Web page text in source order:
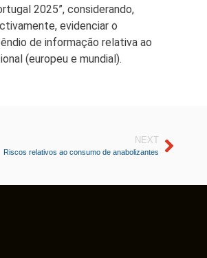
2025”, considerando,
evidenciar o
de informação relativa ao
(europeu e mundial).
NEXT
Riscos relativos ao consumo de anabolizantes